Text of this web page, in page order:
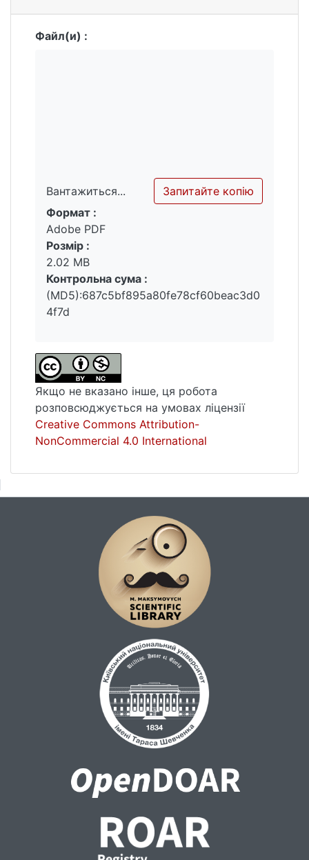
Файл(и) :
Вантажиться...
Вантажиться...
Запитайте копію
Формат :
Adobe PDF
Розмір :
2.02 MB
Контрольна сума :
(MD5):687c5bf895a80fe78cf60beac3d0
4f7d
Якщо не вказано інше, ця робота
розповсюджується на умовах ліцензії
Creative Commons Attribution-
NonCommercial 4.0 International